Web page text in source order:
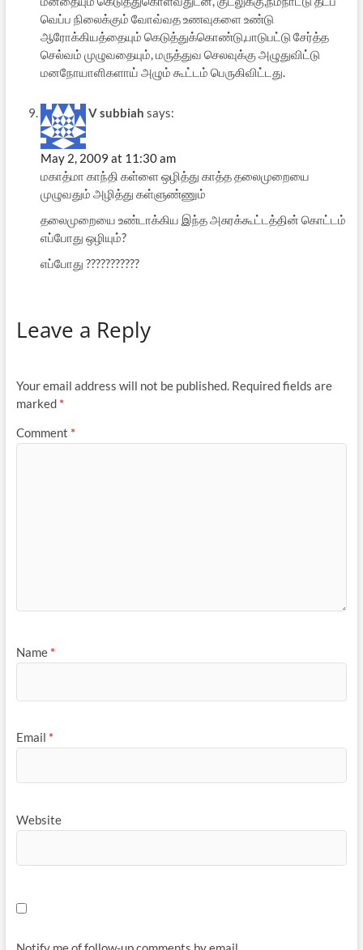
வெப்ப நிலைக்கும் வோவ்வத உணவுகளை உண்டு
ஆரோக்கியத்தையும் கெடுத்துக்கொண்டு,பாடுபட்டு சேர்த்த
செல்வம் முழுவதையும், மருத்துவ செலவுக்கு அழுதுவிட்டு
மனநோயாளிகளாய் அழும் கூட்டம் பெருகிவிட்டது.
V subbiah says:
May 2, 2009 at 11:30 am
மகாத்மா காந்தி கள்ளை ஒழித்து காத்த தலைமுறையை
முழுவதும் அழித்து கள்ளுண்ணும்
தலைமுறையை உண்டாக்கிய இந்த அசுரக்கூட்டத்தின் கொட்டம்
எப்போது ஒழியும்?
எப்போது ???????????
Leave a Reply
Your email address will not be published. Required fields are
marked *
Comment *
Name *
Email *
Website